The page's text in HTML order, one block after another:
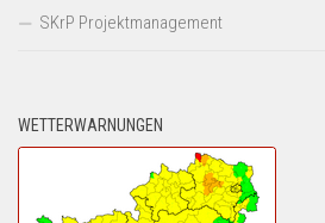
SKrP Projektmanagement
WETTERWARNUNGEN